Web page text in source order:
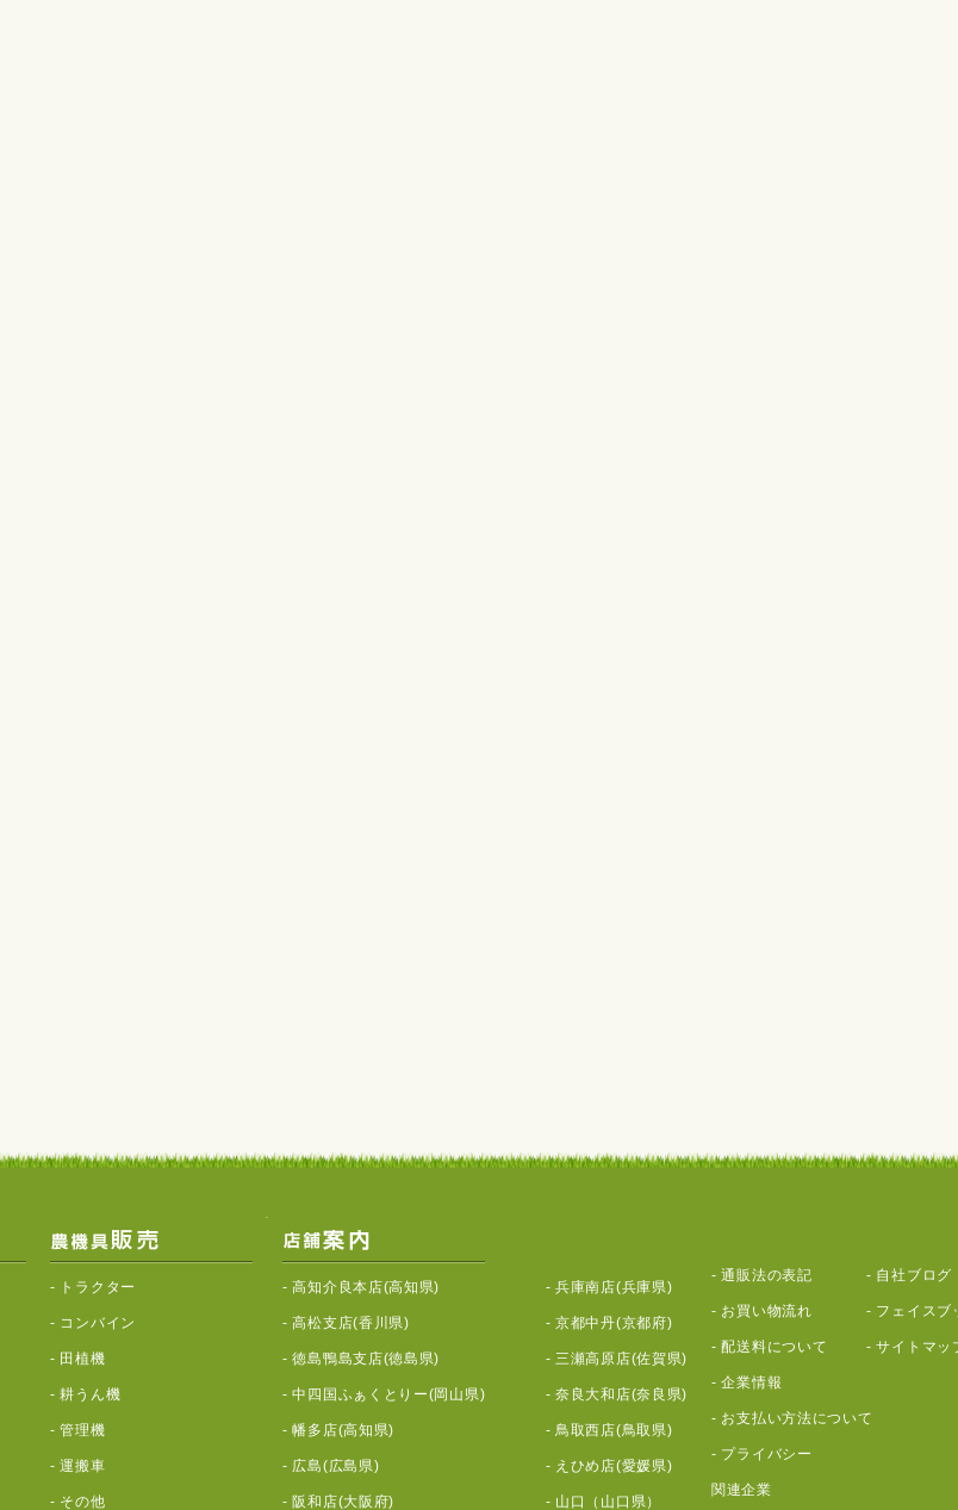
- トラクター
- コンバイン
- 田植機
-耕うん機
-管理機
-運搬車
- その他
-高知介良本店(高知県)
-高松支店(香川県)
-徳島鴨島支店(徳島県)
-中四国ふぁくとりー(岡山県)
-幡多店(高知県)
- 広島(広島県)
- 阪和店(大阪府)
- 兵庫南店(兵庫県)
- 京都中丹(京都府)
- 三瀬高原店(佐賀県)
- 奈良大和店(奈良県)
- 鳥取西店(鳥取県)
- えひめ店(愛媛県)
- 山口（山口県）
-通販法の表記
- お買い物流れ
-配送料について
- 自社ブログ
- フェイスブ
-サイトマッ
-企業情報
- お支払い方法について
- プライバシー
関連企業